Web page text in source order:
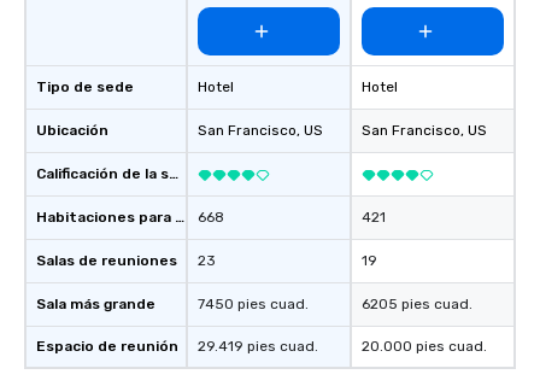
Tipo de sede
Ubicación
Calificación de la sede
Habitaciones para huéspedes
Salas de reuniones
Sala más grande
Espacio de reunión
Hotel
San Francisco, US
668
23
7450 pies cuad.
29.419 pies cuad.
Hotel
San Francisco, US
421
19
6205 pies cuad.
20.000 pies cuad.